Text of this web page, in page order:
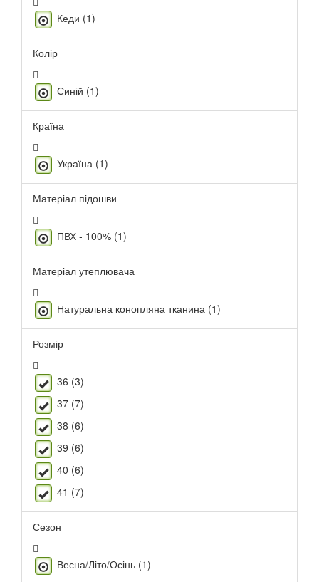
Кеди (1)
Колір
Синій (1)
Країна
Україна (1)
Матеріал підошви
ПВХ - 100% (1)
Матеріал утеплювача
Натуральна конопляна тканина (1)
Розмір
36 (3)
37 (7)
38 (6)
39 (6)
40 (6)
41 (7)
Сезон
Весна/Літо/Осінь (1)